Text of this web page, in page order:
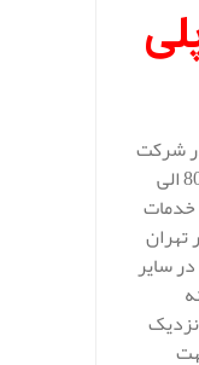
شرکت
مهار انرژی در هر کیلو 800.000 الی
خدمات
تهران
سایر